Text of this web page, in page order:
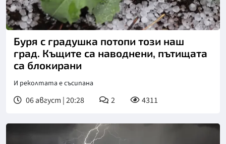
Буря с градушка потопи този наш
град. Къщите са наводнени, пътищата
са блокирани
И реколтата е съсипана
06 август | 20:28 2 4311